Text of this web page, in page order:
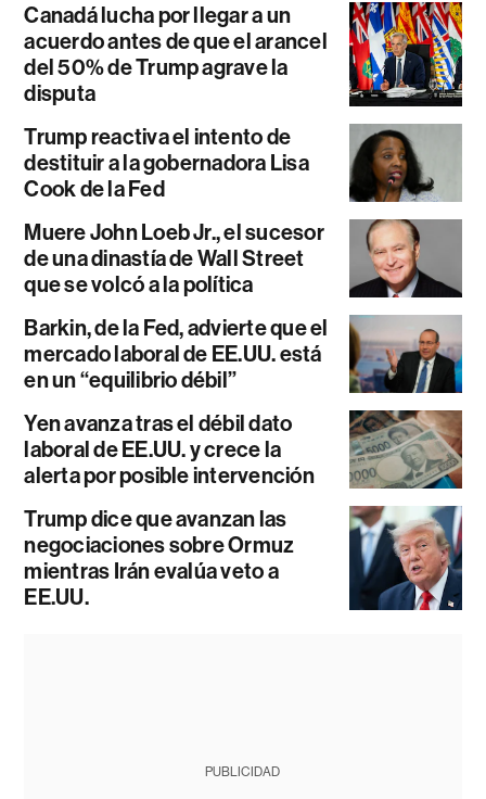
Canadá lucha por llegar a un
acuerdo antes de que el arancel
del 50% de Trump agrave la
disputa
Trump reactiva el intento de
destituir a la gobernadora Lisa
Cook de la Fed
Muere John Loeb Jr., el sucesor
de una dinastía de Wall Street
que se volcó a la política
Barkin, de la Fed, advierte que el
mercado laboral de EE.UU. está
en un “equilibrio débil”
Yen avanza tras el débil dato
laboral de EE.UU. y crece la
alerta por posible intervención
Trump dice que avanzan las
negociaciones sobre Ormuz
mientras Irán evalúa veto a
EE.UU.
PUBLICIDAD